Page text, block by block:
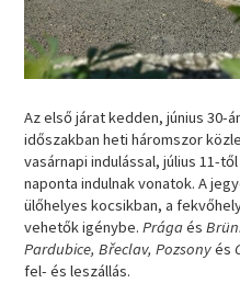
Az első járat kedden, június 30-
időszakban heti háromszor
vasárnapi indulással, július 11-
naponta indulnak vonatok. A
ülőhelyes kocsikban, a
vehetők igénybe.Prágaés
Pardubice, Břeclav, Pozsonyés
fel- és leszállás.